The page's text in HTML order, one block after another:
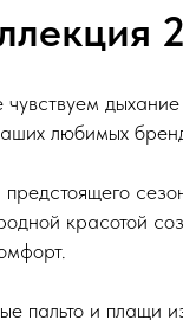
любимых
красотой
пальто и плащи